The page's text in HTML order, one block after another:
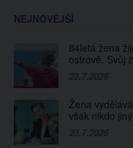
NEJNOVĚJŠÍ
84letá žena
ostrově. Svůj
Žena
však nikdo